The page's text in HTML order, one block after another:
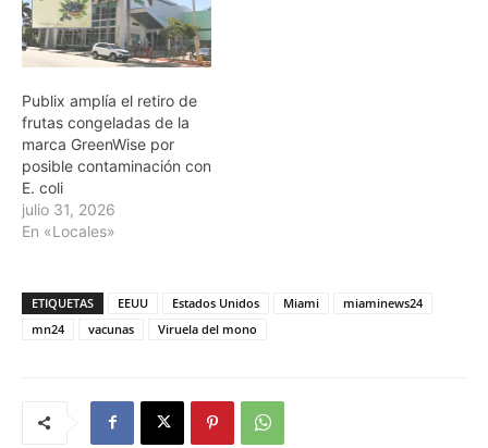
Publix amplía el retiro de
frutas congeladas de la
marca GreenWise por
posible contaminación con
E. coli
julio 31, 2026
En «Locales»
ETIQUETAS EEUU Estados Unidos Miami
miaminews24
mn24
vacunas Viruela del mono